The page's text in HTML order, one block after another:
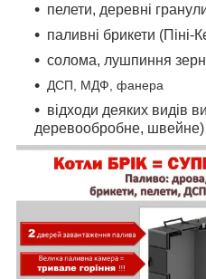
пелети, деревні
паливні брикети
солома, лушпиння
ДСП, МДФ, фанера
відходи деяких видів
деревообробне, швейне)